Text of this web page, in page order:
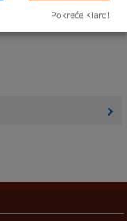
Pokreće Klaro!